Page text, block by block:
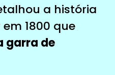
a história
1800 que
garra de